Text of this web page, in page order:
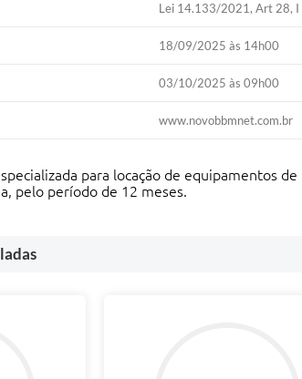
Lei 14.133/2021, Art 28, I
18/09/2025 às 14h00
03/10/2025 às 09h00
www.novobbmnet.com.br
para locação de equipamentos
pelo período de 12 meses.